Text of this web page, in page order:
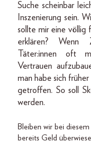
Suche scheinbar
Inszenierung sein.
sollte mir eine völlig
erklären? Wenn
Täter:innen oft
Vertrauen
man habe sich
getroffen. So soll
werden.
Bleiben wir bei
bereits Geld